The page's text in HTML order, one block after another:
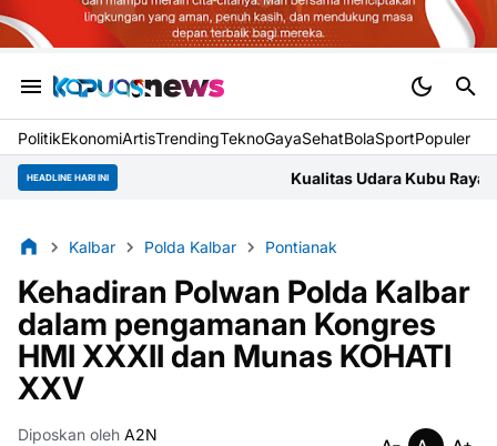
PolitikEkonomiArtisTrendingTeknoGayaSehatBolaSportPopuler
HEADLINE HARI INI Kualitas Udara Kubu Raya Jumat Pagi Masuk
Kalbar Polda Kalbar Pontianak
Kehadiran Polwan Polda Kalbar
dalam pengamanan Kongres
HMI XXXII dan Munas KOHATI
XXV
Diposkan oleh A2N